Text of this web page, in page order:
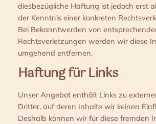
diesbezügliche Haftung ist jedoch erst
der Kenntnis einer konkreten
Bei Bekanntwerden von
Rechtsverletzungen werden wir diese
umgehend entfernen.
Haftung für Links
Unser Angebot enthält Links zu
Dritter, auf deren Inhalte wir keinen
Deshalb können wir für diese fremden